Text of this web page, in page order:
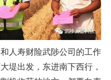
人寿财险武陟公司的工作
堤出发，东进南下西行，